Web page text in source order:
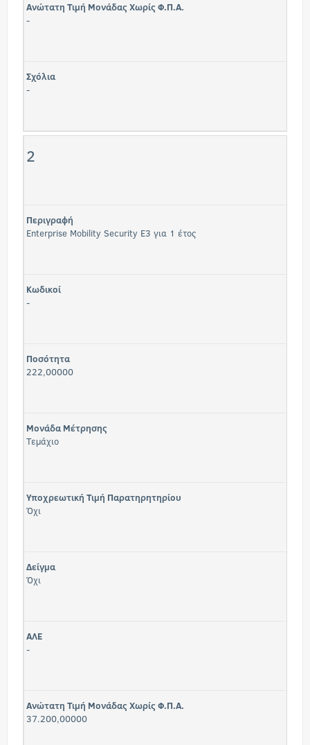
Ανώτατη Τιμή Μονάδας Χωρίς Φ.Π.Α.
-
Σχόλια
-
2
Περιγραφή
Enterprise Mobility Security E3 για 1 έτος
Κωδικοί
-
Ποσότητα
222,00000
Μονάδα Μέτρησης
Τεμάχιο
Υποχρεωτική Τιμή Παρατηρητηρίου
Όχι
Δείγμα
Όχι
ΑΛΕ
-
Ανώτατη Τιμή Μονάδας Χωρίς Φ.Π.Α.
37.200,00000